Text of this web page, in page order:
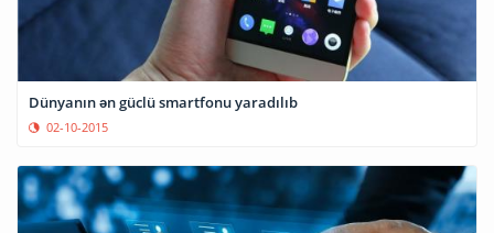
Dünyanın ən güclü smartfonu yaradılıb
02-10-2015